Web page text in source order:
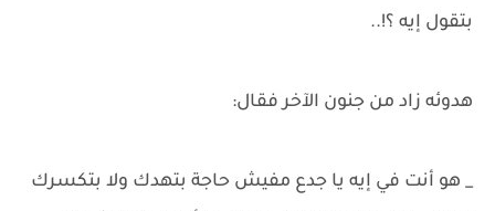
بتقول إيه ؟!..
هدوئه زاد من جنون الآخر فقال:
_ هو أنت في إيه يا جدع مفيش حاجة بتهدك ولا بتكسرك